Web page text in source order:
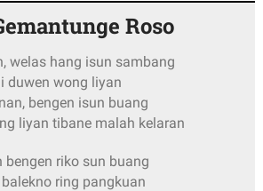
Roso
welas hang isun sambang
duwen wong liyan
bengen isun buang
liyan tibane malah kelaran
bengen riko sun buang
ring pangkuan